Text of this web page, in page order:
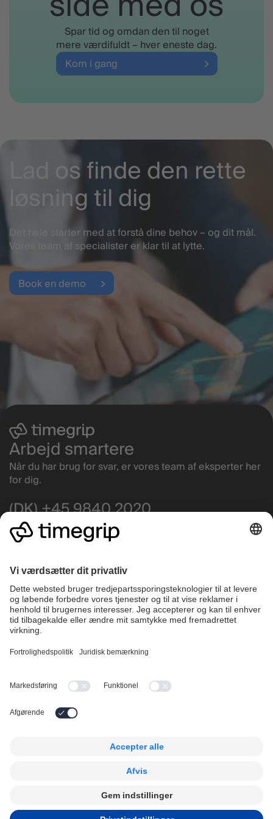
ansættelseskontrakt, hvis personen er undtaget
pligten om tidsregistrering.
Spar tid og omdan den til noget
mere værdifuldt – hver eneste dag.
Kom i gang
Lad os finde den rette
løsning til dig
Det hele starter med at forstå dine behov – og dit mål.
Vores team af specialister er klar til at lytte.
Book en demo
Arbejd smartere
Når du har brug for svar, er vores team af eksperter her
for dig.
(DK) +45 9840 2020
(NO) +47 4630 0100
info@timegrip.com
Få support
Driftstatus
Highlights
Vagtplanlægning
Kundecases
Company
Hvorfor vælge Timegrip?
Facebook
Legal
Compliance og audits
Privacy Policy